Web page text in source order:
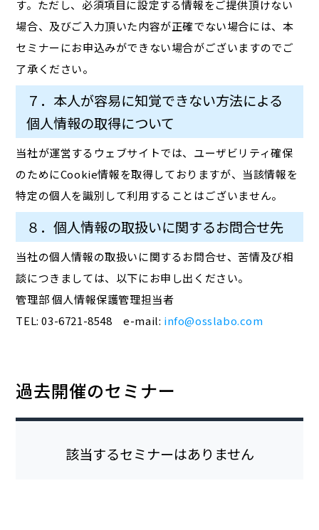
す。ただし、必須項目に設定する情報をご提供頂けない
場合、及びご入力頂いた内容が正確でない場合には、本
セミナーにお申込みができない場合がございますのでご
了承ください。
７．本人が容易に知覚できない方法による
個人情報の取得について
当社が運営するウェブサイトでは、ユーザビリティ確保
のためにCookie情報を取得しておりますが、当該情報を
特定の個人を識別して利用することはございません。
８．個人情報の取扱いに関するお問合せ先
当社の個人情報の取扱いに関するお問合せ、苦情及び相
談につきましては、以下にお申し出ください。
管理部 個人情報保護管理担当者
TEL: 03-6721-8548 e-mail: info@osslabo.com
過去開催のセミナー
該当するセミナーはありません